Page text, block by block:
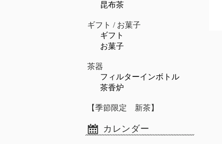
昆布茶
ギフト / お菓子
ギフト
お菓子
茶器
フィルターインボトル
茶香炉
【季節限定 新茶】